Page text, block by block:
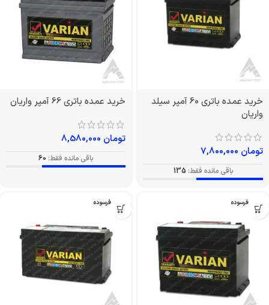
خرید عمده باتری 60 آمپر سیلد
واریان
تومان
باقی مانده فقط: 135
خرید عمده باتری 66 آمپر واریان
تومان
باقی مانده فقط: 60
بدون فرسوده بدون فرسوده